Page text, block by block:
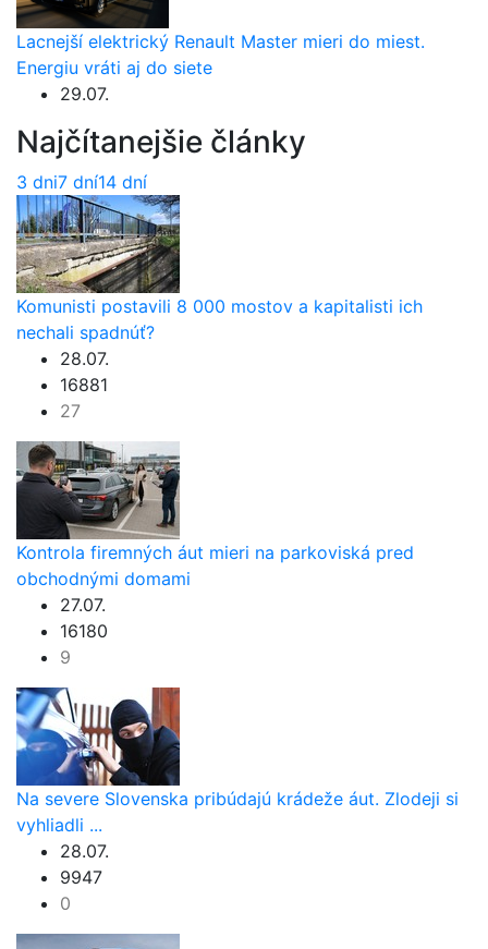
Lacnejší elektrický Renault Master mieri do miest.
Energiu vráti aj do siete
29.07.
Najčítanejšie články
3 dni7 dní14 dní
Komunisti postavili 8 000 mostov a kapitalisti ich
nechali spadnúť?
28.07.
16881
27
Kontrola firemných áut mieri na parkoviská pred
obchodnými domami
27.07.
16180
9
Na severe Slovenska pribúdajú krádeže áut. Zlodeji si
vyhliadli ...
28.07.
9947
0